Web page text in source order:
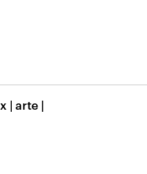
| arte |